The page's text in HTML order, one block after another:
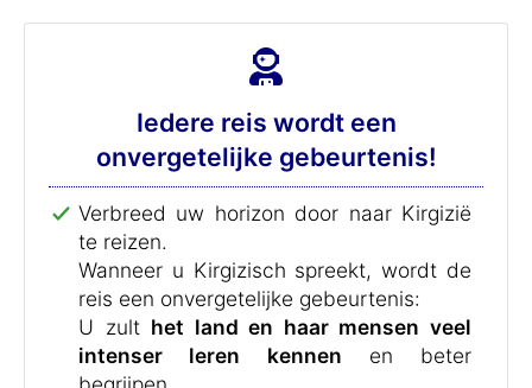
Iedere reis wordt een
onvergetelijke gebeurtenis!
Verbreed uw horizon door naar Kirgizië
te reizen.
Wanneer u Kirgizisch spreekt, wordt de
reis een onvergetelijke gebeurtenis:
U zult het land en haar mensen veel
intenser leren kennen en beter